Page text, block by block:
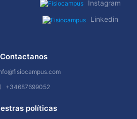
Instagram
Linkedin
Contactanos
+34687699052
políticas